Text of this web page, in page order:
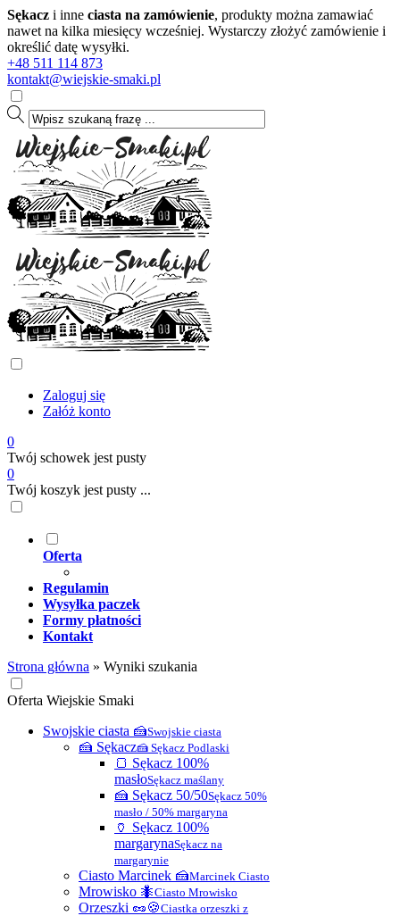
Sękacz i inne ciasta na zamówienie, produkty można zamawiać
nawet na kilka miesięcy wcześniej. Wystarczy złożyć zamówienie i
określić datę wysyłki.
+48 511 114 873
kontakt@wiejskie-smaki.pl
Zaloguj się
Załóż konto
0
Twój schowek jest pusty
0
Twój koszyk jest pusty ...
Oferta
Regulamin
Wysyłka paczek
Formy płatności
Kontakt
Strona główna » Wyniki szukania
Oferta Wiejskie Smaki
Swojskie ciasta 🍰Swojskie ciasta
🍰 Sękacz🍰 Sękacz Podlaski
🍞 Sękacz 100%
masłoSękacz maślany
🍰 Sękacz 50/50Sękacz 50%
masło / 50% margaryna
🏺 Sękacz 100%
margarynaSękacz na
margarynie
Ciasto Marcinek 🍰Marcinek Ciasto
Mrowisko 🐜Ciasto Mrowisko
Orzeszki 🥜🍪Ciastka orzeszki z